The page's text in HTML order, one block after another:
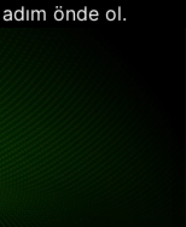
önde ol.